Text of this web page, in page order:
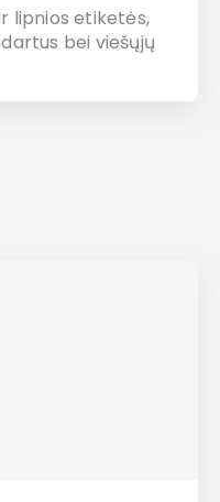
lipnios etiketės,
bei viešųjų